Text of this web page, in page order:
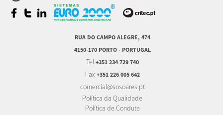
RUA DO CAMPO ALEGRE, 474
4150-170 PORTO - PORTUGAL
Tel +351 234 729 740
Fax +351 226 005 642
comercial@sosoares.pt
Política da Qualidade
Política de Conduta